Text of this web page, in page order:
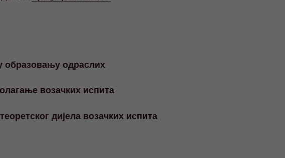
одраслих
возачких испита
дијела возачких испита